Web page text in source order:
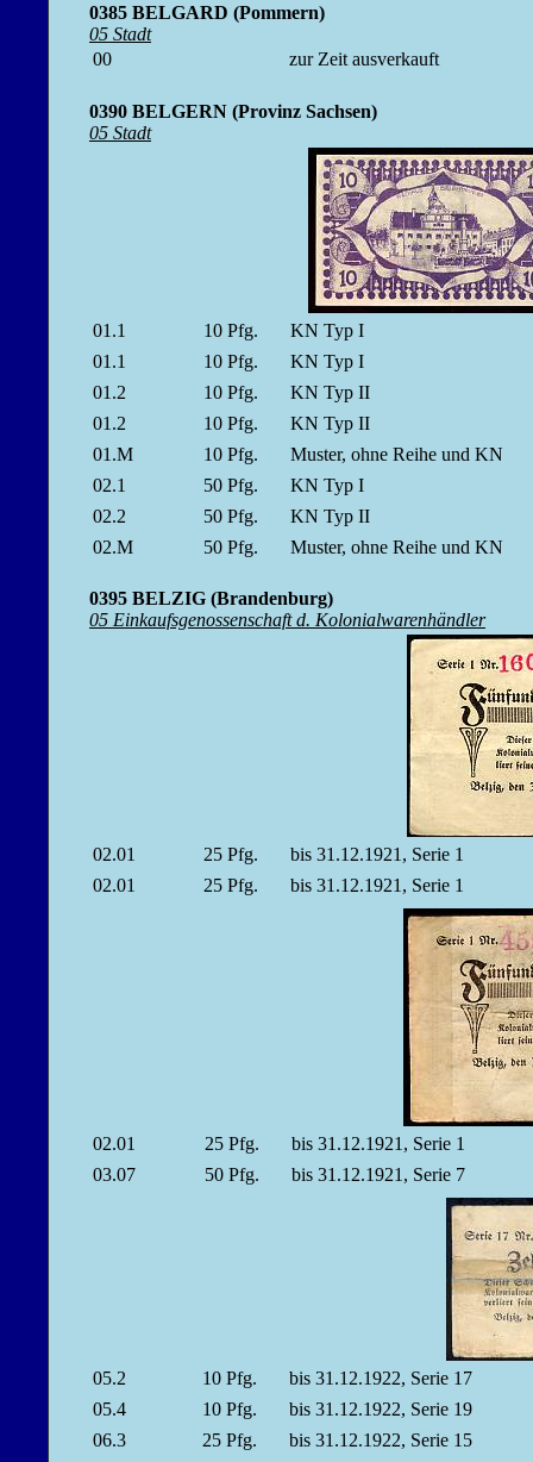
0385 BELGARD (Pommern)
05 Stadt
00
zur Zeit ausverkauft
0390 BELGERN (Provinz Sachsen)
05 Stadt
01.1 10 Pfg.
KN Typ I
01.1
10 Pfg.
KN Typ I
01.2
10 Pfg.
KN Typ II
01.2
10 Pfg.
KN Typ II
01.M
10 Pfg.
Muster, ohne Reihe und KN
02.1
50 Pfg.
KN Typ I
02.2
50 Pfg.
KN Typ II
02.M
50 Pfg. Muster, ohne Reihe und KN
0395 BELZIG (Brandenburg)
05 Einkaufsgenossenschaft d. Kolonialwarenhändler
02.01 25 Pfg.
bis 31.12.1921, Serie 1
02.01
25 Pfg. bis 31.12.1921, Serie 1
02.01 25 Pfg.
bis 31.12.1921, Serie 1
03.07
50 Pfg. bis 31.12.1921, Serie 7
05.2 10 Pfg.
bis 31.12.1922, Serie 17
05.4
10 Pfg.
bis 31.12.1922, Serie 19
06.3
25 Pfg.
bis 31.12.1922, Serie 15